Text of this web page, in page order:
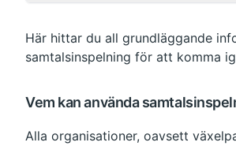
Här hittar du all grundläggande
samtalsinspelning för att komma
Vem kan använda
Alla organisationer, oavsett